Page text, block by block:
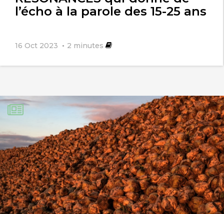
l’écho à la parole des 15-25 ans
16 Oct 2023 2 minutes